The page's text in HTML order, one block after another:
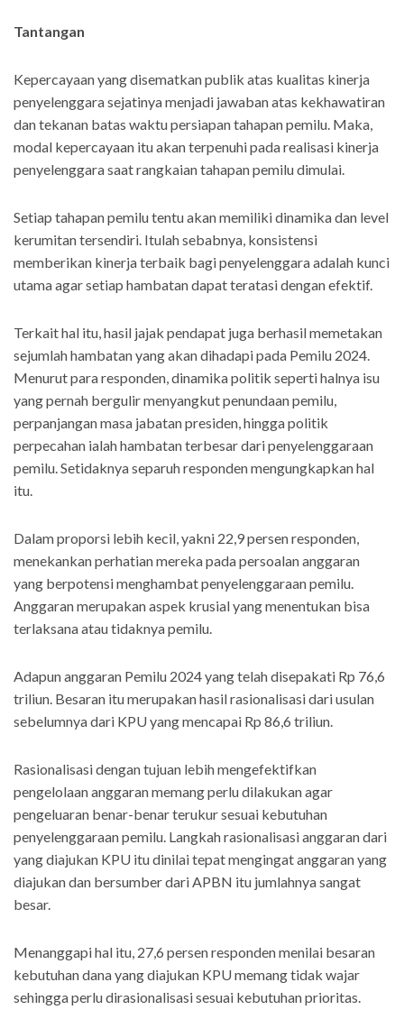
Tantangan
Kepercayaan yang disematkan publik atas kualitas kinerja
penyelenggara sejatinya menjadi jawaban atas kekhawatiran
dan tekanan batas waktu persiapan tahapan pemilu. Maka,
modal kepercayaan itu akan terpenuhi pada realisasi kinerja
penyelenggara saat rangkaian tahapan pemilu dimulai.
Setiap tahapan pemilu tentu akan memiliki dinamika dan level
kerumitan tersendiri. Itulah sebabnya, konsistensi
memberikan kinerja terbaik bagi penyelenggara adalah kunci
utama agar setiap hambatan dapat teratasi dengan efektif.
Terkait hal itu, hasil jajak pendapat juga berhasil memetakan
sejumlah hambatan yang akan dihadapi pada Pemilu 2024.
Menurut para responden, dinamika politik seperti halnya isu
yang pernah bergulir menyangkut penundaan pemilu,
perpanjangan masa jabatan presiden, hingga politik
perpecahan ialah hambatan terbesar dari penyelenggaraan
pemilu. Setidaknya separuh responden mengungkapkan hal
itu.
Dalam proporsi lebih kecil, yakni 22,9 persen responden,
menekankan perhatian mereka pada persoalan anggaran
yang berpotensi menghambat penyelenggaraan pemilu.
Anggaran merupakan aspek krusial yang menentukan bisa
terlaksana atau tidaknya pemilu.
Adapun anggaran Pemilu 2024 yang telah disepakati Rp 76,6
triliun. Besaran itu merupakan hasil rasionalisasi dari usulan
sebelumnya dari KPU yang mencapai Rp 86,6 triliun.
Rasionalisasi dengan tujuan lebih mengefektifkan
pengelolaan anggaran memang perlu dilakukan agar
pengeluaran benar-benar terukur sesuai kebutuhan
penyelenggaraan pemilu. Langkah rasionalisasi anggaran dari
yang diajukan KPU itu dinilai tepat mengingat anggaran yang
diajukan dan bersumber dari APBN itu jumlahnya sangat
besar.
Menanggapi hal itu, 27,6 persen responden menilai besaran
kebutuhan dana yang diajukan KPU memang tidak wajar
sehingga perlu dirasionalisasi sesuai kebutuhan prioritas.